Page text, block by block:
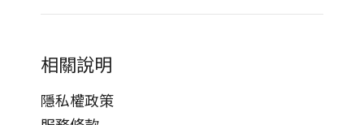
相關說明
隱私權政策